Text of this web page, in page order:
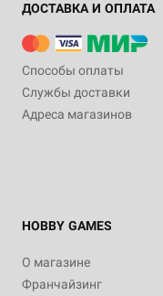
ДОСТАВКА И ОПЛАТА
Способы оплаты
Службы доставки
Адреса магазинов
HOBBY GAMES
О магазине
Франчайзинг